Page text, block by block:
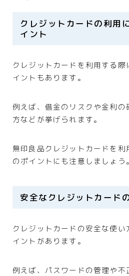
クレジットカードの利用
イント
クレジットカードを利用する
イントもあります。
例えば、借金のリスクや金利の
方などが挙げられます。
無印良品クレジットカードを利
のポイントにも注意しましょう。
安全なクレジットカード
クレジットカードの安全な使
イントがあります。
例えば、パスワードの管理や不